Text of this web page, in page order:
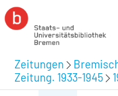
Zeitungen
Zeitung. 1933-1945